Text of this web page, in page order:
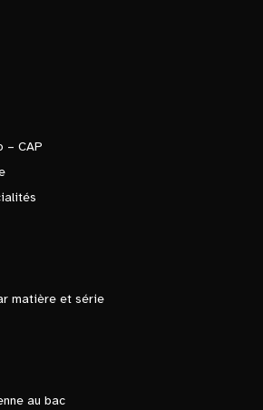
– CAP
matière et série
au bac